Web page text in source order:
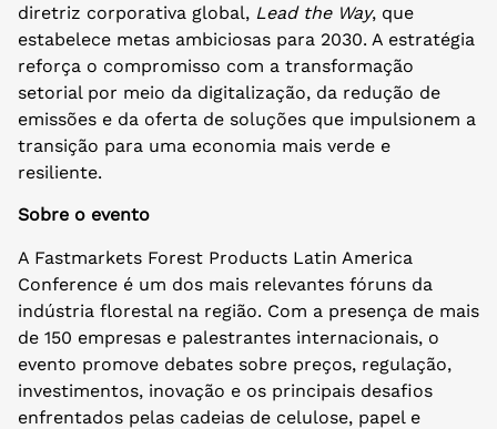
diretriz corporativa global, Lead the Way, que
estabelece metas ambiciosas para 2030. A estratégia
reforça o compromisso com a transformação
setorial por meio da digitalização, da redução de
emissões e da oferta de soluções que impulsionem a
transição para uma economia mais verde e
resiliente.
Sobre o evento
A Fastmarkets Forest Products Latin America
Conference é um dos mais relevantes fóruns da
indústria florestal na região. Com a presença de mais
de 150 empresas e palestrantes internacionais, o
evento promove debates sobre preços, regulação,
investimentos, inovação e os principais desafios
enfrentados pelas cadeias de celulose, papel e